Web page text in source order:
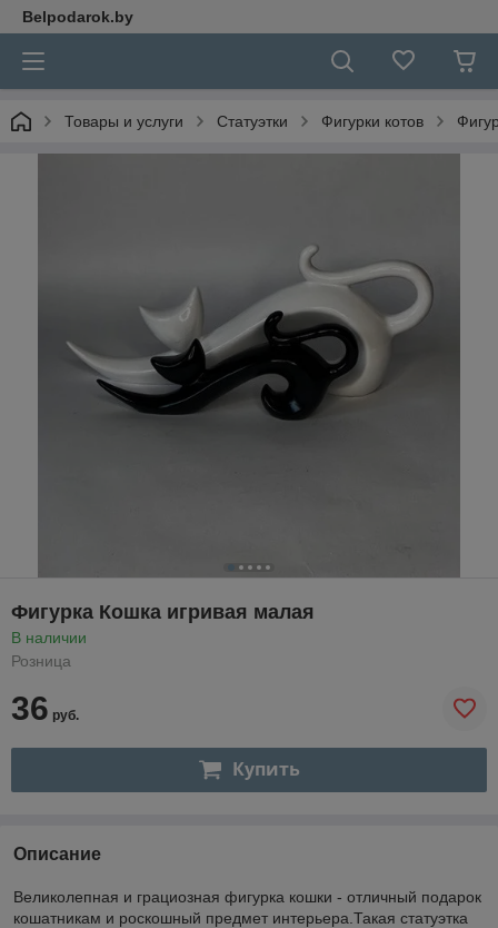
Belpodarok.by
Товары и услуги Статуэтки Фигурки котов
Фигурка Кошка игривая малая
В наличии
Розница
36 руб.
Купить
Описание
Великолепная и грациозная фигурка кошки - отличный подарок
кошатникам и роскошный предмет интерьера.Такая статуэтка